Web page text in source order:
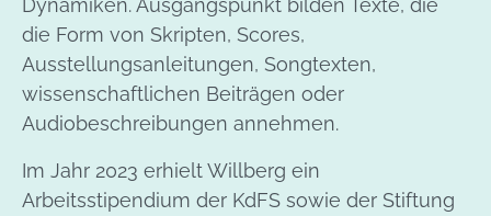
die Form von Skripten, Scores,
Ausstellungsanleitungen, Songtexten,
wissenschaftlichen Beiträgen oder
Audiobeschreibungen annehmen.
Im Jahr 2023 erhielt Willberg ein
Arbeitsstipendium der KdFS sowie der Stiftung